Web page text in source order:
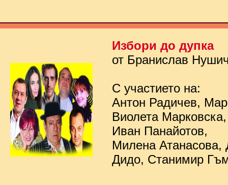
Избори до дупка
от Бранислав
С участието на:
Антон Радичев,
Виолета
Иван Панайотов,
Милена Атанасова,
Дидо, Станимир